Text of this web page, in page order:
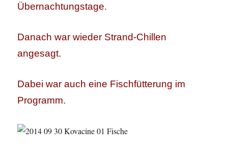
Übernachtungstage.
Danach war wieder Strand-Chillen
angesagt.
Dabei war auch eine Fischfütterung im
Programm.